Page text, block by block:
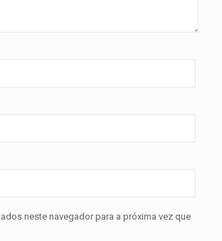
neste navegador para a próxima vez que